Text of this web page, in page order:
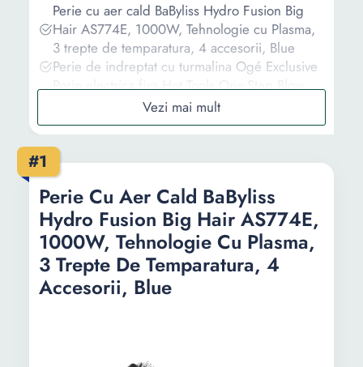
#1
Perie Cu Aer Cald BaByliss
Hydro Fusion Big Hair AS774E,
1000W, Tehnologie Cu Plasma,
3 Trepte De Temparatura, 4
Accesorii, Blue
Perie cu aer cald BaByliss Hydro Fusion Big
Hair AS774E, 1000W, Tehnologie cu Plasma,
3 trepte de temparatura, 4 accesorii, Blue
Perie de indreptat cu turmalina Ogé Exclusive
Perie electrica fixa Hot Tools One-Step Blow
Dry Volumizer, Signature Series, HTDR5583E
Perie electrica de indreptat parul Remington ,
3 setari de temperatura , Design inovator ,
Invelis ceramic cu efect antistatic , Varfuri reci
, Functie oprire automata de siguranta , Negru
Perie Rotativa Babyliss 1000W, 4 Accesorii,
Invelis Ceramic, 2 Trepte Viteza, 2 Trepte
Temperatura, Rotatie Dubla, Functie Ionizare,
Argintiu
Informații